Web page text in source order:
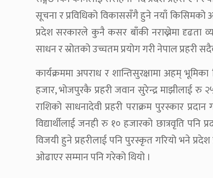
सूचना र प्रविधिको विकाससँगै हुने नयाँ किसिमको
प्रदेश सरकारले कुनै कसर बाँकी नराख्नेमा दृढता
साधन र स्रोतको उच्चतम प्रयोग गरी नेपाल प्रहरी
कार्यक्रममा अपराध र शान्तिसुरक्षामा अहम्
हजार, भोजपुरकै प्रहरी जवान सुरेन्द्र माझीलाई
राशिको साधनादेवी प्रहरी पराक्रम पुरस्कार
विद्यार्थीलाई जनही रु १० हजारको छात्रवृति पनि
विजयी हुने प्रहरीलाई पनि पुरस्कृत गरियो भने
ओढाएर सम्मान पनि गरेको थियो ।